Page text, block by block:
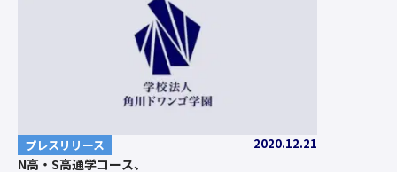
プレスリリース 2020.12.21
N高・S高通学コース、